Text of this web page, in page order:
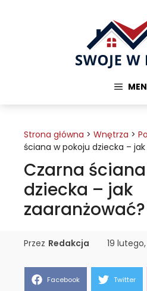
Strona główna > Wnętrza >
ściana w pokoju dziecka –
Czarna
dziecka – jak
zaaranżować?
Przez Redakcja 19
Share
on
Facebook Share
on
Twitter